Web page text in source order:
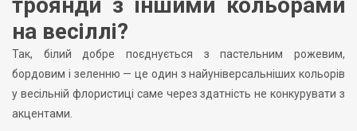
троянди з іншими кольорами
на весіллі?
Так, білий добре поєднується з пастельним рожевим,
бордовим і зеленню — це один з найуніверсальніших кольорів
у весільній флористиці саме через здатність не конкурувати з
акцентами.